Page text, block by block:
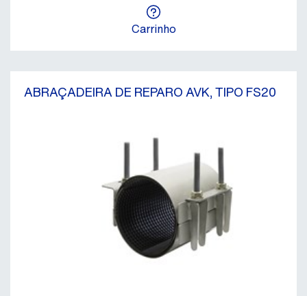
Carrinho
ABRAÇADEIRA DE REPARO AVK, TIPO FS20